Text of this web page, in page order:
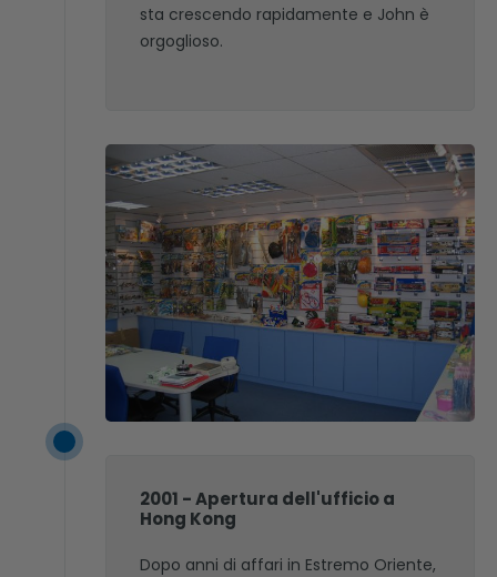
sta crescendo rapidamente e John è
orgoglioso.
2001 - Apertura dell'ufficio a
Hong Kong
Dopo anni di affari in Estremo Oriente,